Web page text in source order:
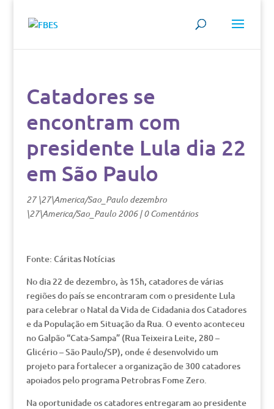
Catadores se
encontram com
presidente Lula dia 22
em São Paulo
27 \27\America/Sao_Paulo dezembro
\27\America/Sao_Paulo 2006|0 Comentários
Fonte: Cáritas Notícias
No dia 22 de dezembro, às 15h, catadores de várias
regiões do país se encontraram com o presidente Lula
para celebrar o Natal da Vida de Cidadania dos Catadores
e da População em Situação da Rua. O evento aconteceu
no Galpão “Cata-Sampa” (Rua Teixeira Leite, 280 –
Glicério – São Paulo/SP), onde é desenvolvido um
projeto para fortalecer a organização de 300 catadores
apoiados pelo programa Petrobras Fome Zero.
Na oportunidade os catadores entregaram ao presidente